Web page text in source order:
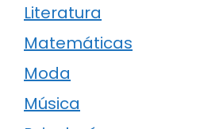
Literatura
Matemáticas
Moda
Música